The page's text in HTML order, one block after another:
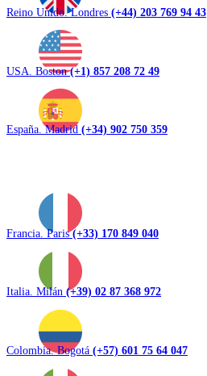
Reino Unido. Londres (+44) 203 769 94 43
USA. Boston(+1) 857 208 72 49
España. Madrid (+34) 902 750 359
Francia. Paris(+33) 170 849 040
Italia. Milán (+39) 02 87 368 972
Colombia. Bogotá (+57) 601 75 64 047